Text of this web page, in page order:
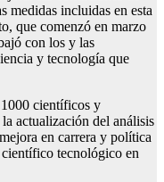
medidas incluidas en esta
que comenzó en marzo
con los y las
y tecnología que
científicos y
actualización del análisis
en carrera y política
tecnológico en